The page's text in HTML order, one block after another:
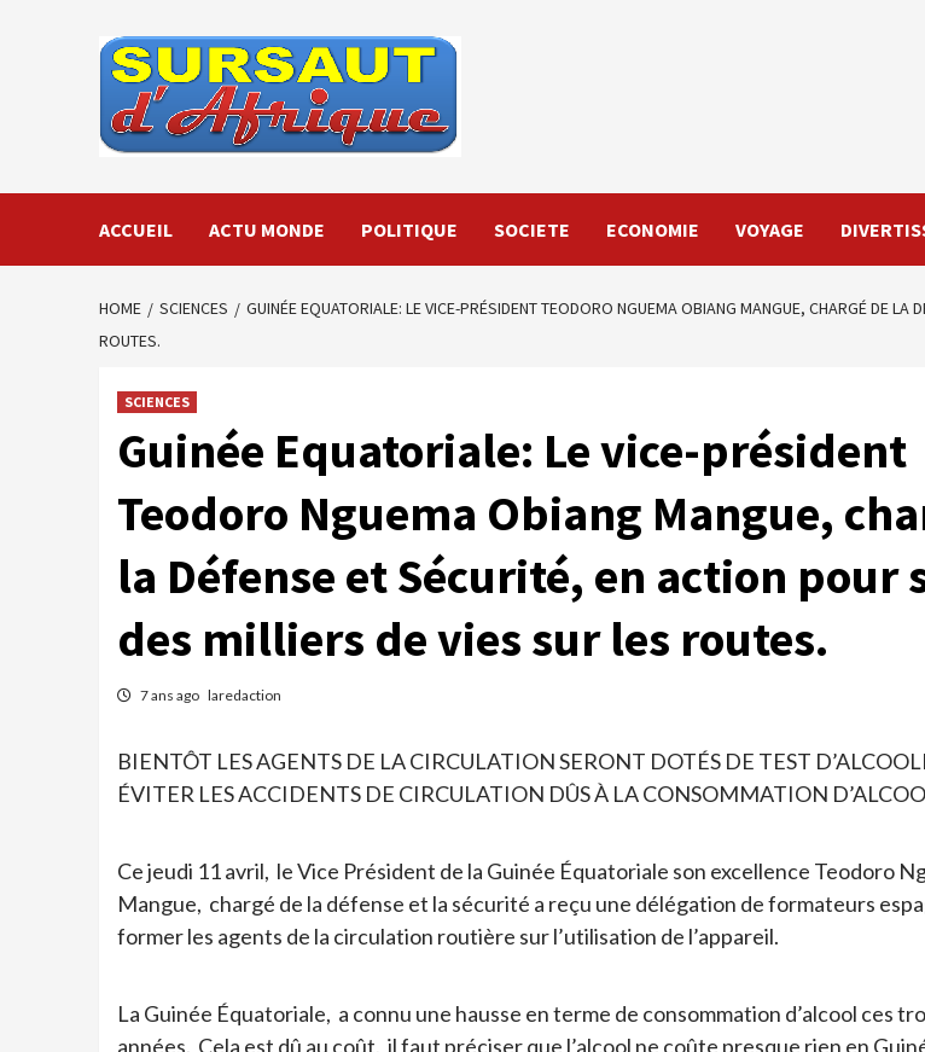
ACCUEIL ACTU MONDE POLITIQUE SOCIETE ECONOMIE VOYAGE
HOME SCIENCES
GUINÉE EQUATORIALE: LE VICE-PRÉSIDENT TEODORO NGUEMA OBIANG MANGUE, CHARGÉ DE LA
ROUTES.
SCIENCES
Guinée Equatoriale: Le vice-président
Teodoro Nguema Obiang Mangue,
la Défense et Sécurité, en action pour
des milliers de vies sur les routes.
7 ans ago laredaction
BIENTÔT LES AGENTS DE LA CIRCULATION SERONT DOTÉS DE TEST
ÉVITER LES ACCIDENTS DE CIRCULATION DÛS À LA CONSOMMATION
Ce jeudi 11 avril, le Vice Président de la Guinée Équatoriale son excellence Teodoro
Mangue, chargé de la défense et la sécurité a reçu une délégation de formateurs
former les agents de la circulation routière sur l’utilisation de l’appareil.
La Guinée Équatoriale, a connu une hausse en terme de consommation d’alcool ces
années. Cela est dû au coût, il faut préciser que l’alcool ne coûte presque rien en